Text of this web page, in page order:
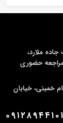
ملارد،
احترامی، پلاک 41 (قبل از مراجعه حضوری
خمینی، خیابان
۰۹۱۲۸۹۴۴۱۰۱